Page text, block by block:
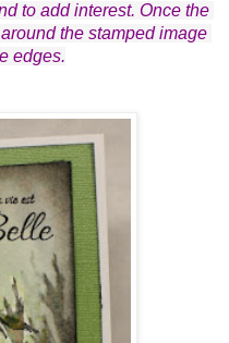
to add interest. Once the
the stamped image
edges.